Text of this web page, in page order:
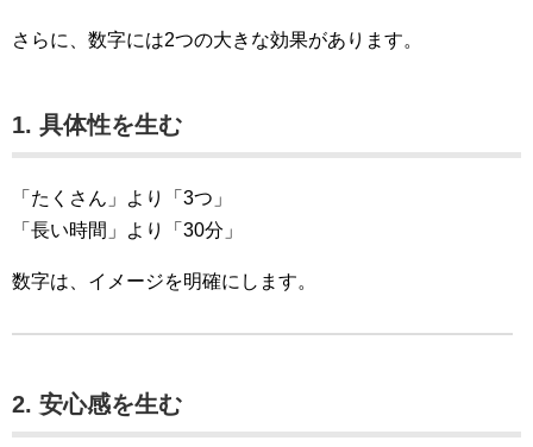
さらに、数字には2つの大きな効果があります。
1. 具体性を生む
「たくさん」より「3つ」
「長い時間」より「30分」
数字は、イメージを明確にします。
2. 安心感を生む